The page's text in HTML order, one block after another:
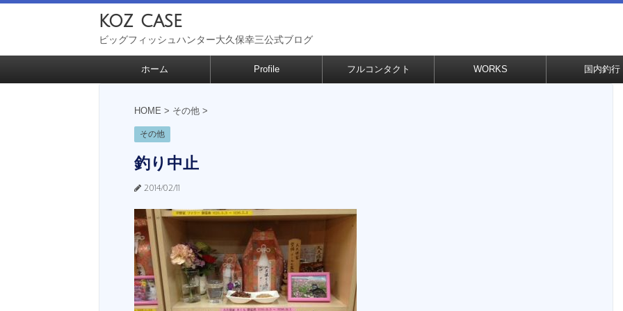
koz case
ビッグフィッシュハンター大久保幸三公式ブログ
ホーム Profile フルコンタクト WORKS 国内釣行
HOME > その他 >
その他
釣り中止
2014/02/11